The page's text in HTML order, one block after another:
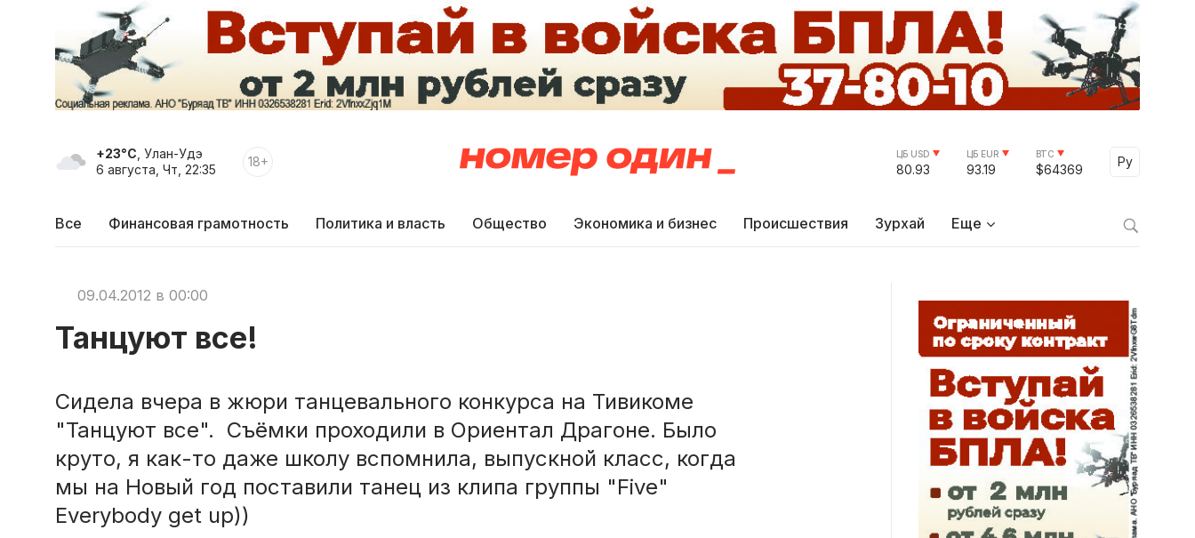
+23°C , Улан-Удэ
6 августа, Чт, 22:35
18+ ЦБ USD
80.93
ЦБ EUR
93.19
BTC
$64369
Ру
Select
Все Финансовая грамотность Политика и власть Общество Экономика и бизнес Происшествия Зурхай Еще
09.04.2012 в 00:00
Танцуют все!
Сидела вчера в жюри танцевального конкурса на Тивикоме
"Танцуют все". Съёмки проходили в Ориентал Драгоне. Было
круто, я как-то даже школу вспомнила, выпускной класс, когда
мы на Новый год поставили танец из клипа группы "Five"
Everybody get up))